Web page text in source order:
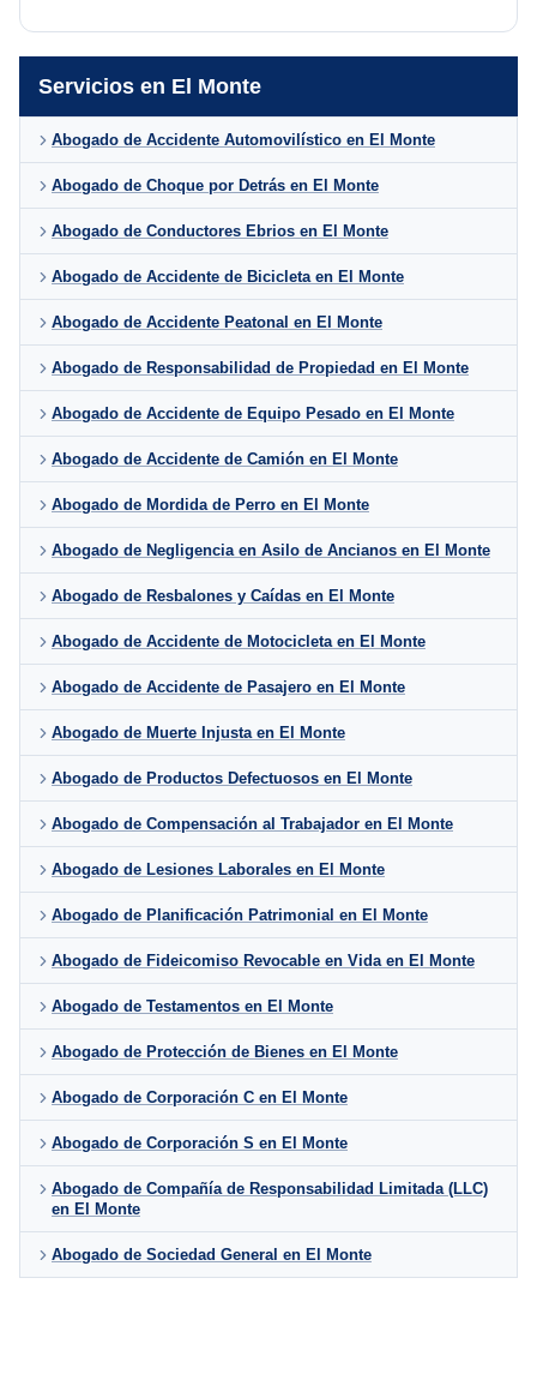
Servicios en El Monte
Abogado de Accidente Automovilístico en El Monte
Abogado de Choque por Detrás en El Monte
Abogado de Conductores Ebrios en El Monte
Abogado de Accidente de Bicicleta en El Monte
Abogado de Accidente Peatonal en El Monte
Abogado de Responsabilidad de Propiedad en El Monte
Abogado de Accidente de Equipo Pesado en El Monte
Abogado de Accidente de Camión en El Monte
Abogado de Mordida de Perro en El Monte
Abogado de Negligencia en Asilo de Ancianos en El Monte
Abogado de Resbalones y Caídas en El Monte
Abogado de Accidente de Motocicleta en El Monte
Abogado de Accidente de Pasajero en El Monte
Abogado de Muerte Injusta en El Monte
Abogado de Productos Defectuosos en El Monte
Abogado de Compensación al Trabajador en El Monte
Abogado de Lesiones Laborales en El Monte
Abogado de Planificación Patrimonial en El Monte
Abogado de Fideicomiso Revocable en Vida en El Monte
Abogado de Testamentos en El Monte
Abogado de Protección de Bienes en El Monte
Abogado de Corporación C en El Monte
Abogado de Corporación S en El Monte
Abogado de Compañía de Responsabilidad Limitada (LLC)
en El Monte
Abogado de Sociedad General en El Monte